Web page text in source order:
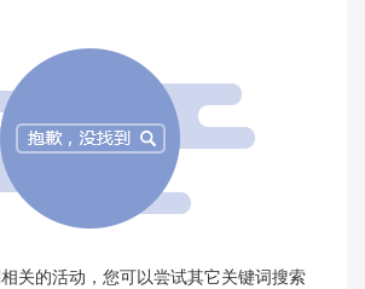
关的活动，您可以尝试其它关键词搜索